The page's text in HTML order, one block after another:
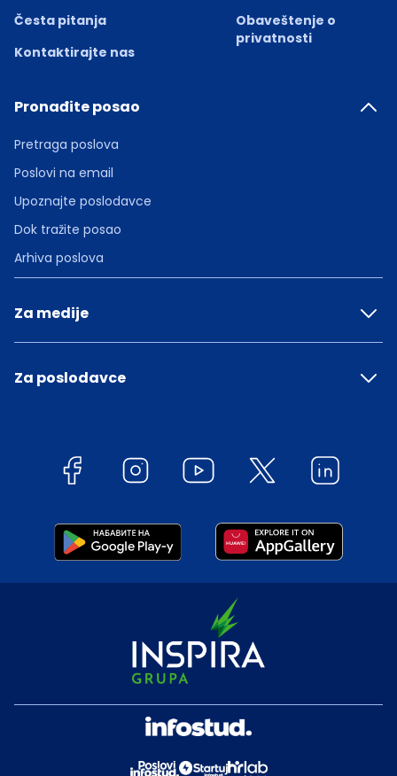
Česta pitanja
Kontaktirajte nas
Obaveštenje o
privatnosti
Pronađite posao
Pretraga poslova
Poslovi na email
Upoznajte poslodavce
Dok tražite posao
Arhiva poslova
Za medije
Za poslodavce